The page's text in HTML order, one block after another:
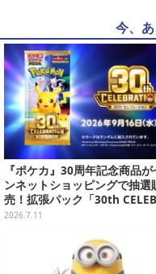
今、
『ポケカ』30周年記念商品
ンネットショッピングで抽選
売！拡張パック「30th
ION」と「エーフィ・ブラッ
2026.7.11